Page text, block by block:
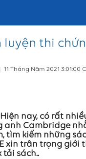
luyện thi
11 Tháng Năm 2021 3:01:00
nay, có rất
anh Cambridge
tìm kiếm những
xin trân trọng
sách..